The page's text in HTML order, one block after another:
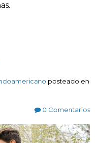
posteado en
0 Comentarios